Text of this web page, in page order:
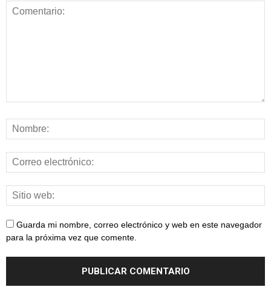
Guarda mi nombre, correo electrónico y web en este navegador
para la próxima vez que comente.